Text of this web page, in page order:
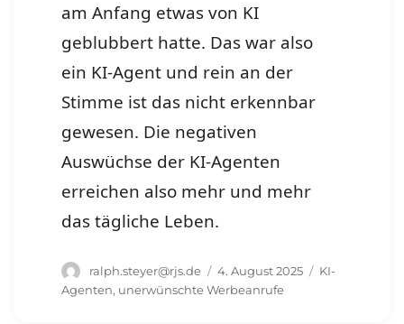
am Anfang etwas von KI
geblubbert hatte. Das war also
ein KI-Agent und rein an der
Stimme ist das nicht erkennbar
gewesen. Die negativen
Auswüchse der KI-Agenten
erreichen also mehr und mehr
das tägliche Leben.
Autor
ralph.steyer@rjs.de
Veröffentlicht
am
4. August 2025 Schlagwörter
KI-
Agenten, unerwünschte Werbeanrufe